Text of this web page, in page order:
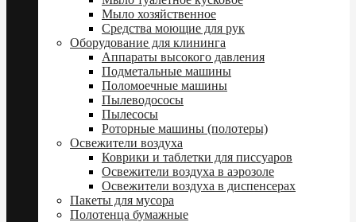
Мыло хозяйственное
Средства моющие для рук
Оборудование для клининга
Аппараты высокого давления
Подметальные машины
Поломоечные машины
Пылеводососы
Пылесосы
Роторные машины (полотеры)
Освежители воздуха
Коврики и таблетки для писсуаров
Освежители воздуха в аэрозоле
Освежители воздуха в диспенсерах
Пакеты для мусора
Полотенца бумажные